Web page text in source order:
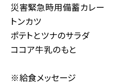
災害緊急時用備蓄カレー
トンカツ
ポテトとツナのサラダ
ココア牛乳のもと
※給食メッセージ